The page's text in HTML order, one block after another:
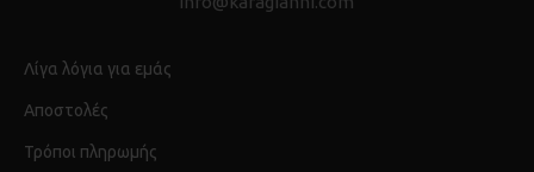
Λίγα λόγια για εμάς
Αποστολές
Τρόποι πληρωμής